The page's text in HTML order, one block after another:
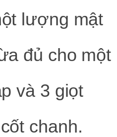
lượng mật
đủ cho một
và 3 giọt
chanh.